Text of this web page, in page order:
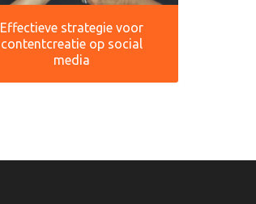
Effectieve strategie voor
contentcreatie op social
media